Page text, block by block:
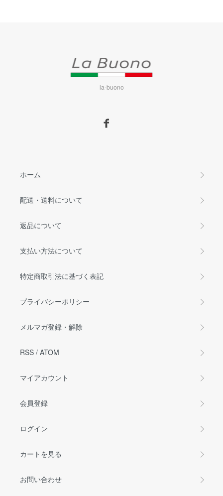
la-buono
ホーム
配送・送料について
返品について
支払い方法について
特定商取引法に基づく表記
プライバシーポリシー
メルマガ登録・解除
RSS / ATOM
マイアカウント
会員登録
ログイン
カートを見る
お問い合わせ